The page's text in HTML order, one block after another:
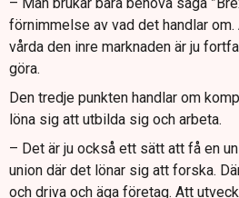
förnimmelse av vad det handlar
vårda den inre marknaden är ju
göra.
Den tredje punkten handlar om
löna sig att utbilda sig och arbeta.
– Det är ju också ett sätt att få en
union där det lönar sig att forska.
och driva och äga företag. Att